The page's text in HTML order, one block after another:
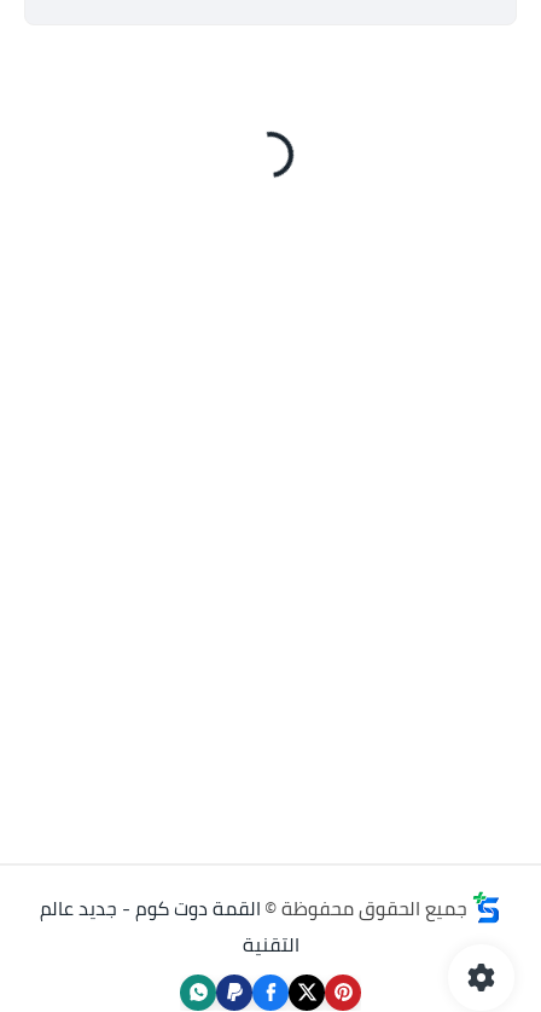
جميع الحقوق محفوظة ©القمة دوت كوم - جديد عالم
التقنية